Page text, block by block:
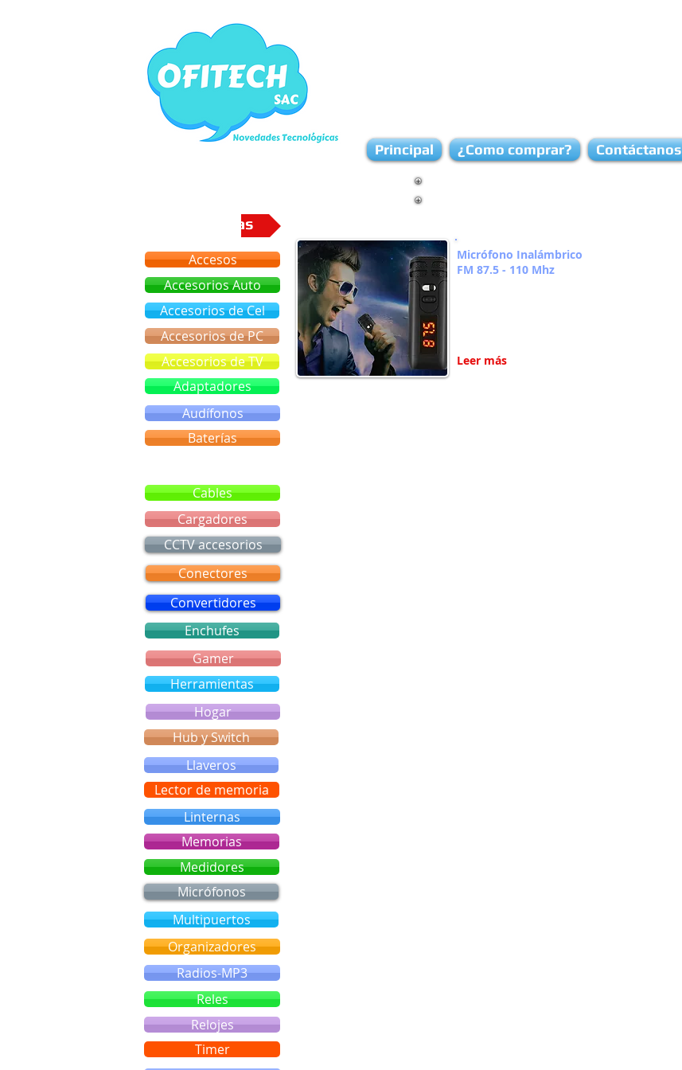
Micrófono Inalámbrico
FM 87.5 - 110 Mhz
Leer más
Categorias
Accesorios de PC
Accesorios de TV
Audífonos
Cables
Adaptadores
Accesorios de Cel
Baterías
Cargadores
Accesorios Auto
Accesos
Principal ¿Como comprar? Contáctanos
Convertidores
CCTV accesorios
Enchufes
Conectores
Gamer
Herramientas
Hogar
Hub y Switch
Llaveros
Lector de memoria
Linternas
Memorias
Medidores
Micrófonos
Multipuertos
Organizadores
Radios-MP3
Reles
Relojes
Timer